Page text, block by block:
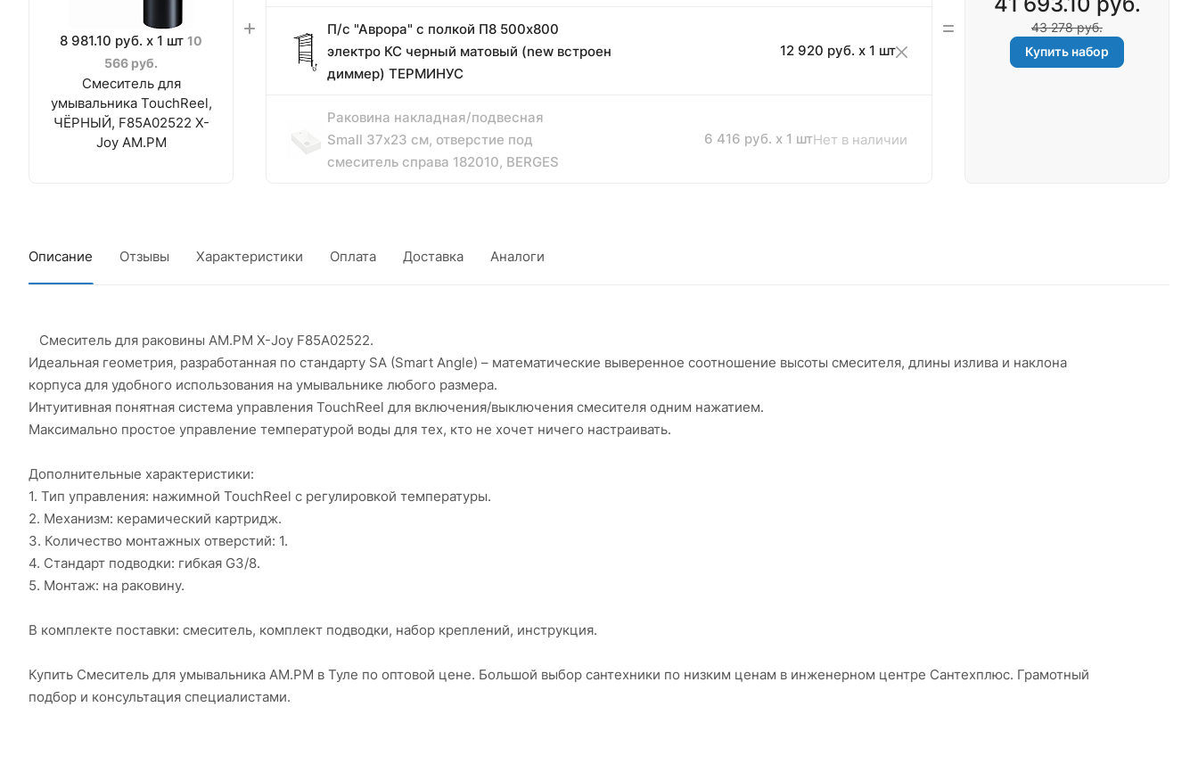
8 981.10 руб. x 1 шт 10
566 руб.
Смеситель для
умывальника TouchReel,
ЧЁРНЫЙ, F85A02522 X-
Joy AM.PM
П/с "Аврора" с полкой П8 500х800
электро КС черный матовый (new встроен
диммер) ТЕРМИНУС
12 920 руб. x 1 шт
Раковина накладная/подвесная
Small 37х23 см, отверстие под
смеситель справа 182010, BERGES
6 416 руб. x 1 штНет в наличии
43 278 руб.
Купить набор
Описание Отзывы Характеристики Оплата Доставка Аналоги
Смеситель для раковины AM.PM X-Joy F85A02522.
Идеальная геометрия, разработанная по стандарту SA (Smart Angle) – математические выверенное соотношение высоты смесителя, длины излива и наклона
корпуса для удобного использования на умывальнике любого размера.
Интуитивная понятная система управления TouchReel для включения/выключения смесителя одним нажатием.
Максимально простое управление температурой воды для тех, кто не хочет ничего настраивать.
Дополнительные характеристики:
1. Тип управления: нажимной TouchReel с регулировкой температуры.
2. Механизм: керамический картридж.
3. Количество монтажных отверстий: 1.
4. Стандарт подводки: гибкая G3/8.
5. Монтаж: на раковину.
В комплекте поставки: смеситель, комплект подводки, набор креплений, инструкция.
Купить Смеситель для умывальника AM.PM в Туле по оптовой цене. Большой выбор сантехники по низким ценам в инженерном центре Сантехплюс. Грамотный
подбор и консультация специалистами.